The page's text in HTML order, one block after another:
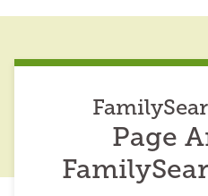
Page